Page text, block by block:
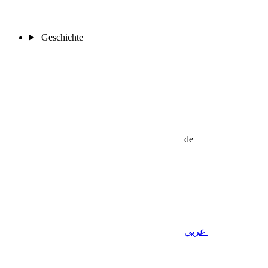
Geschichte
de
عربي